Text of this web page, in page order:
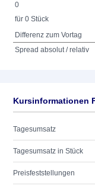
0
für 0 Stück
Differenz zum Vortag
Spread absolut / relativ
Kursinformationen
Tagesumsatz
Tagesumsatz in Stück
Preisfeststellungen